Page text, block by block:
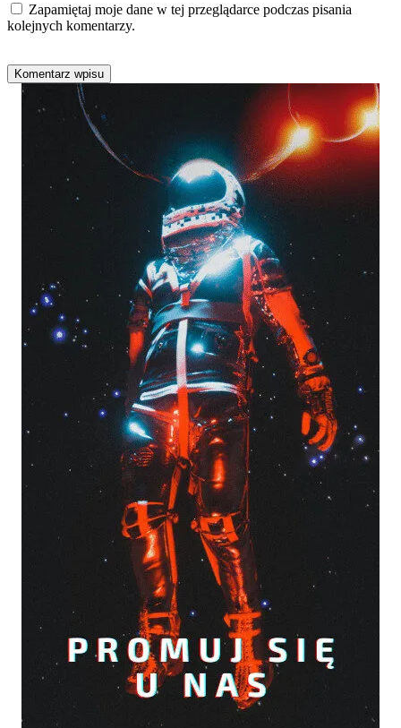
Zapamiętaj moje dane w tej przeglądarce podczas pisania
kolejnych komentarzy.